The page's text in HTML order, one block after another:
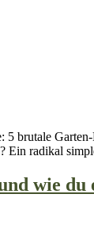
brutale
Ein radikal
wie du